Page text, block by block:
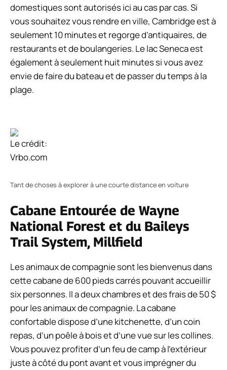
domestiques sont autorisés ici au cas par cas. Si
vous souhaitez vous rendre en ville, Cambridge est à
seulement 10 minutes et regorge d’antiquaires, de
restaurants et de boulangeries. Le lac Seneca est
également à seulement huit minutes si vous avez
envie de faire du bateau et de passer du temps à la
plage.
Le crédit:
Vrbo.com
Tant de choses à explorer à une courte distance en voiture
Cabane Entourée de Wayne
National Forest et du Baileys
Trail System, Millfield
Les animaux de compagnie sont les bienvenus dans
cette cabane de 600 pieds carrés pouvant accueillir
six personnes. Il a deux chambres et des frais de 50 $
pour les animaux de compagnie. La cabane
confortable dispose d’une kitchenette, d’un coin
repas, d’un poêle à bois et d’une vue sur les collines.
Vous pouvez profiter d’un feu de camp à l’extérieur
juste à côté du pont avant et vous imprégner du